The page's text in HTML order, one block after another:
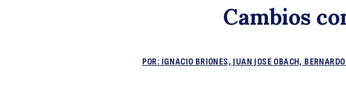
Cambios
POR: IGNACIO BRIONES, JUAN JOSE OBACH,